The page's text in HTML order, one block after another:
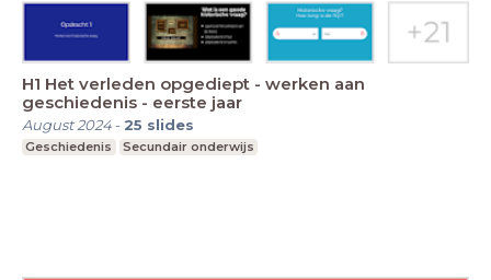
H1 Het verleden opgediept - werken aan
geschiedenis - eerste jaar
August 2024- 25 slides
Geschiedenis Secundair onderwijs